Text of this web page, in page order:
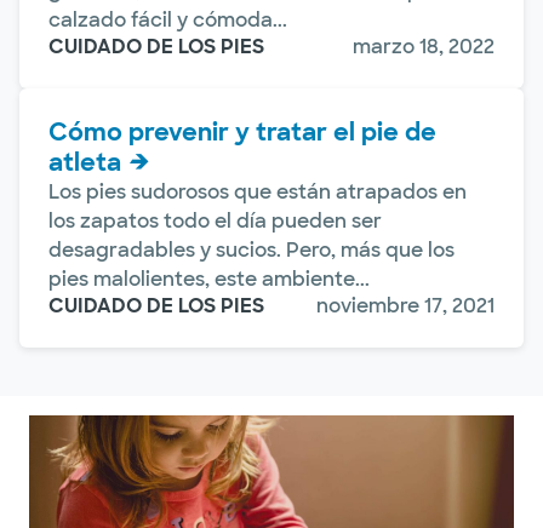
calzado fácil y cómoda...
CUIDADO DE LOS PIES
marzo 18, 2022
Cómo prevenir y tratar el pie de
atleta
Los pies sudorosos que están atrapados en
los zapatos todo el día pueden ser
desagradables y sucios. Pero, más que los
pies malolientes, este ambiente...
CUIDADO DE LOS PIES
noviembre 17, 2021